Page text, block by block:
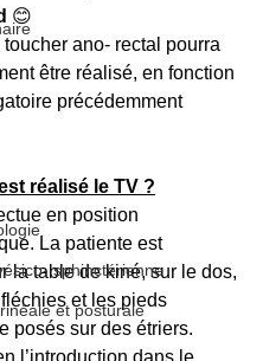
sphinctérienne
et posturale
😊
toucher ano- rectal pourra
être réalisé, en fonction
précédemment
réalisé le TV ?
en position
La patiente est
la table de kiné, sur le dos,
et les pieds
posés sur des étriers.
l’introduction dans le